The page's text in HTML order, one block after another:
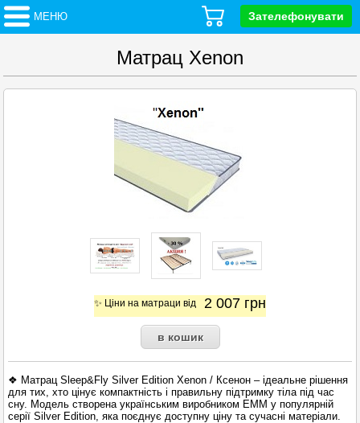
МЕНЮ Зателефонувати
Матрац Xenon
✨ Ціни на матраци від 2 007 грн
❖ Матрац Sleep&Fly Silver Edition Xenon / Ксенон – ідеальне рішення
для тих, хто цінує компактність і правильну підтримку тіла під час
сну. Модель створена українським виробником ЕММ у популярній
серії Silver Edition, яка поєднує доступну ціну та сучасні матеріали.